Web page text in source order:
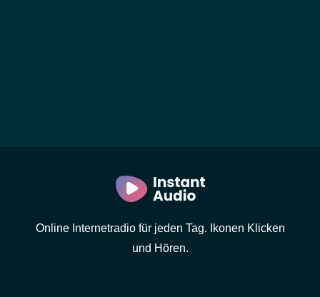
Online Internetradio für jeden Tag. Ikonen Klicken
und Hören.